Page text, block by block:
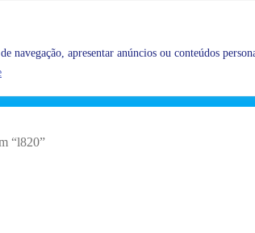
navegação, apresentar anúncios ou conteúdos
“l820”